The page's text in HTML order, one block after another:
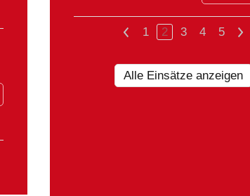
< 1 2 3 4 5 >
Alle Einsätze anzeigen